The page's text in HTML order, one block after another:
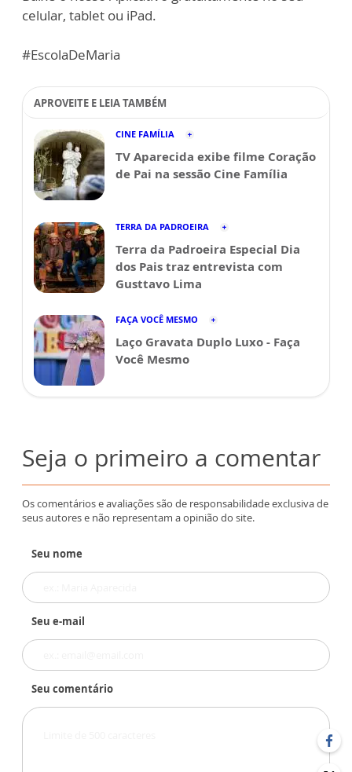
celular, tablet ou iPad.
#EscolaDeMaria
APROVEITE E LEIA TAMBÉM
CINE FAMÍLIA
TV Aparecida exibe filme Coração
de Pai na sessão Cine Família
TERRA DA PADROEIRA
Terra da Padroeira Especial Dia
dos Pais traz entrevista com
Gusttavo Lima
FAÇA VOCÊ MESMO
Laço Gravata Duplo Luxo - Faça
Você Mesmo
Seja o primeiro a comentar
Os comentários e avaliações são de responsabilidade exclusiva de
seus autores e não representam a opinião do site.
Seu nome
Seu e-mail
Seu comentário